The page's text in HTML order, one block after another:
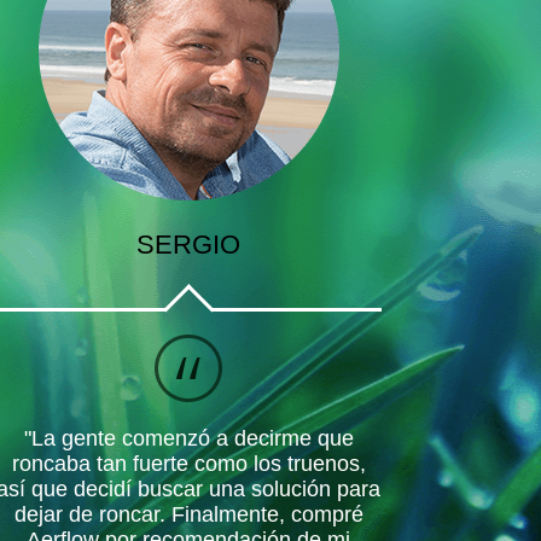
SERGIO
"La gente comenzó a decirme que
roncaba tan fuerte como los truenos,
que decidí buscar una solución para
dejar de roncar. Finalmente, compré